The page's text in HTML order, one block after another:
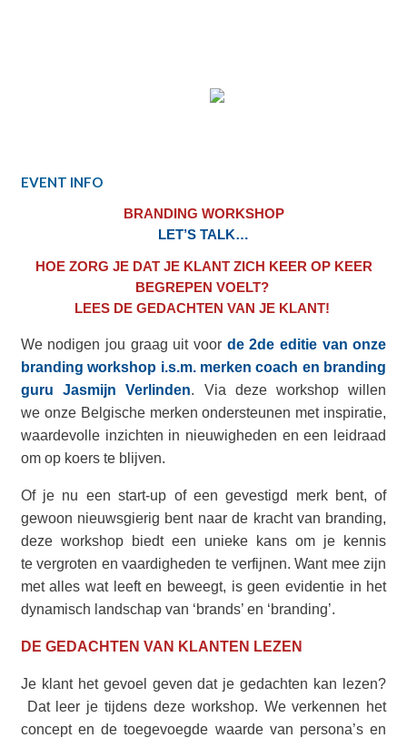
EVENT INFO
BRANDING WORKSHOP
LET’S TALK…
HOE ZORG JE DAT JE KLANT ZICH KEER OP KEER
BEGREPEN VOELT?
LEES DE GEDACHTEN VAN JE KLANT!
We nodigen jou graag uit voor de 2de editie van onze
branding workshop i.s.m. merken coach en branding
guru Jasmijn Verlinden. Via deze workshop willen
we onze Belgische merken ondersteunen met inspiratie,
waardevolle inzichten in nieuwigheden en een leidraad
om op koers te blijven.
Of je nu een start-up of een gevestigd merk bent, of
gewoon nieuwsgierig bent naar de kracht van branding,
deze workshop biedt een unieke kans om je kennis
te vergroten en vaardigheden te verfijnen. Want mee zijn
met alles wat leeft en beweegt, is geen evidentie in het
dynamisch landschap van ‘brands’ en ‘branding’.
DE GEDACHTEN VAN KLANTEN LEZEN
Je klant het gevoel geven dat je gedachten kan lezen?
Dat leer je tijdens deze workshop. We verkennen het
concept en de toegevoegde waarde van persona’s en